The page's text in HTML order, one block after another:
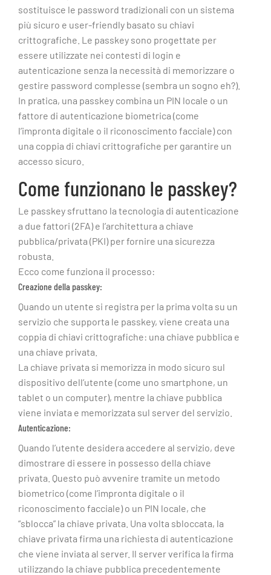
sostituisce le password tradizionali con un sistema
più sicuro e user-friendly basato su chiavi
crittografiche. Le passkey sono progettate per
essere utilizzate nei contesti di login e
autenticazione senza la necessità di memorizzare o
gestire password complesse (sembra un sogno eh?).
In pratica, una passkey combina un PIN locale o un
fattore di autenticazione biometrica (come
l’impronta digitale o il riconoscimento facciale) con
una coppia di chiavi crittografiche per garantire un
accesso sicuro.
Come funzionano le passkey?
Le passkey sfruttano la tecnologia di autenticazione
a due fattori (2FA) e l’architettura a chiave
pubblica/privata (PKI) per fornire una sicurezza
robusta.
Ecco come funziona il processo:
Creazione della passkey:
Quando un utente si registra per la prima volta su un
servizio che supporta le passkey, viene creata una
coppia di chiavi crittografiche: una chiave pubblica e
una chiave privata.
La chiave privata si memorizza in modo sicuro sul
dispositivo dell’utente (come uno smartphone, un
tablet o un computer), mentre la chiave pubblica
viene inviata e memorizzata sul server del servizio.
Autenticazione:
Quando l’utente desidera accedere al servizio, deve
dimostrare di essere in possesso della chiave
privata. Questo può avvenire tramite un metodo
biometrico (come l’impronta digitale o il
riconoscimento facciale) o un PIN locale, che
“sblocca” la chiave privata. Una volta sbloccata, la
chiave privata firma una richiesta di autenticazione
che viene inviata al server. Il server verifica la firma
utilizzando la chiave pubblica precedentemente